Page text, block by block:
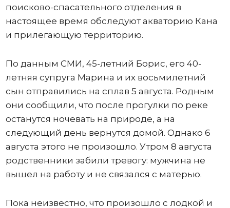
поисково-спасательного отделения в
настоящее время обследуют акваторию Кана
и прилегающую территорию.
По данным СМИ, 45-летний Борис, его 40-
летняя супруга Марина и их восьмилетний
сын отправились на сплав 5 августа. Родным
они сообщили, что после прогулки по реке
останутся ночевать на природе, а на
следующий день вернутся домой. Однако 6
августа этого не произошло. Утром 8 августа
родственники забили тревогу: мужчина не
вышел на работу и не связался с матерью.
Пока неизвестно, что произошло с лодкой и